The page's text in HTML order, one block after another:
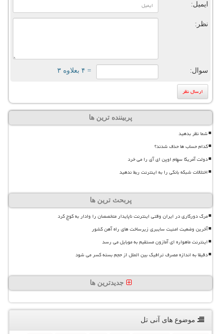
ایمیل:
نظر:
سوال: = ۴ بعلاوه ۳
پربیننده ترین ها
شما نظر بدهید
کدام حساب ها حذف شدند؟
دولت آمریکا سهام اوپن ای آی را می خرد
اختلالات شبکه بانکی را به اینترنت ربط ندهید
پربحث ترین ها
مرگ دورکاری در ایران وقتی اینترنت ناپایدار متخصصان را وادار به کوچ کرد
آخرین وضعیت امنیت سایبری زیرساخت های راه آهن کشور
اینترنت ماهواره ای آمازون مستقیم به موبایل می رسد
دقیقا به اندازه مصرف ترافیک بین الملل از حجم بسته کسر می شود
جدیدترین ها
موضوع های آنی تل